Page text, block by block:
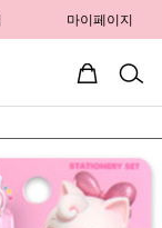
마이페이지